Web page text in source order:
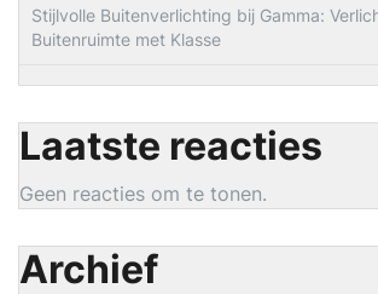
Stijlvolle Buitenverlichting bij Gamma:
Buitenruimte met Klasse
Laatste reacties
Geen reacties om te tonen.
Archief